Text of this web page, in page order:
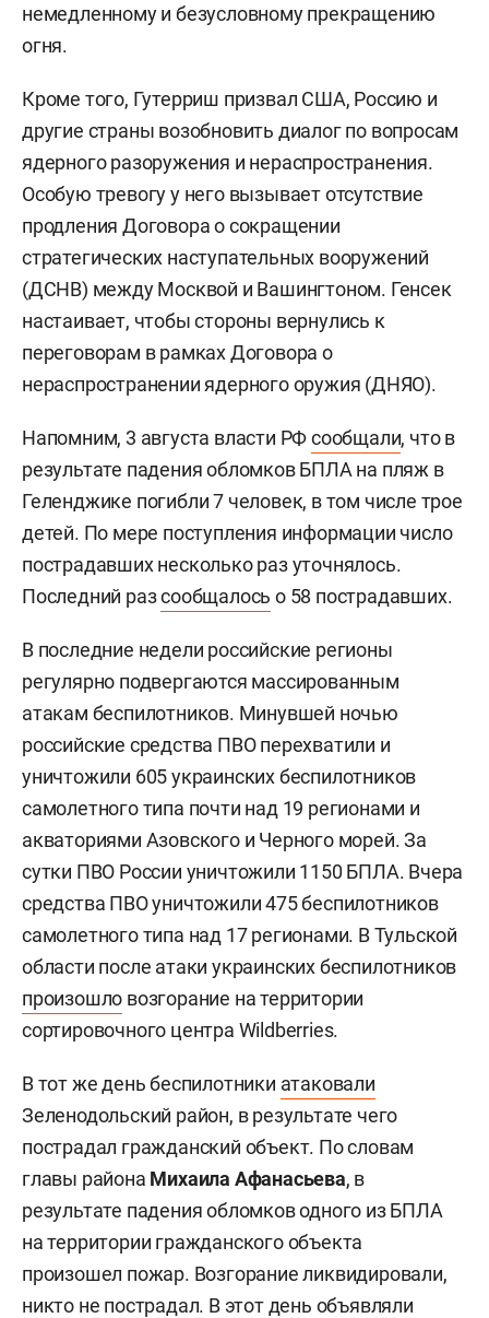
немедленному и безусловному прекращению
огня.
Кроме того, Гутерриш призвал США, Россию и
другие страны возобновить диалог по вопросам
ядерного разоружения и нераспространения.
Особую тревогу у него вызывает отсутствие
продления Договора о сокращении
стратегических наступательных вооружений
(ДСНВ) между Москвой и Вашингтоном. Генсек
настаивает, чтобы стороны вернулись к
переговорам в рамках Договора о
нераспространении ядерного оружия (ДНЯО).
Напомним, 3 августа власти РФсообщали, что в
результате падения обломков БПЛА на пляж в
Геленджике погибли 7 человек, в том числе трое
детей. По мере поступления информации число
пострадавших несколько раз уточнялось.
Последний разсообщалось о 58 пострадавших.
В последние недели российские регионы
регулярно подвергаются массированным
атакам беспилотников. Минувшей ночью
российские средства ПВО перехватили и
уничтожили 605 украинских беспилотников
самолетного типа почти над 19 регионами и
акваториями Азовского и Черного морей. За
сутки ПВО России уничтожили 1150 БПЛА. Вчера
средства ПВО уничтожили 475 беспилотников
самолетного типа над 17 регионами. В Тульской
области после атаки украинских беспилотников
произошло возгорание на территории
сортировочного центра Wildberries.
В тот же день беспилотники атаковали
Зеленодольский район, в результате чего
пострадал гражданский объект. По словам
главы района Михаила Афанасьева, в
результате падения обломков одного из БПЛА
на территории гражданского объекта
произошел пожар. Возгорание ликвидировали,
никто не пострадал. В этот день объявляли